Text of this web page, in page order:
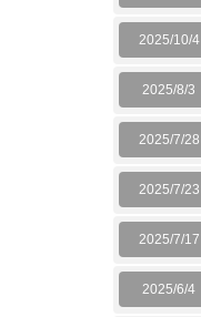
2025/10/4
2025/8/3
2025/7/28
2025/7/23
2025/7/17
2025/6/4